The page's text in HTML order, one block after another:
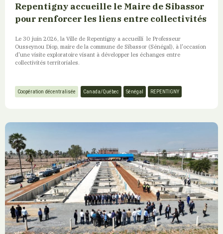
Repentigny accueille le Maire de Sibassor
pour renforcer les liens entre collectivités
Le 30 juin 2026, la Ville de Repentigny a accueilli le Professeur
Ousseynou Diop, maire de la commune de Sibassor (Sénégal), à l'occasion
d'une visite exploratoire visant à développer les échanges entre
collectivités territoriales.
Coopération décentralisée Canada/Québec Sénégal REPENTIGNY